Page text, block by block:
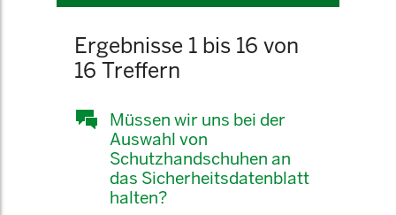
Ergebnisse 1 bis 16 von
16 Treffern
Müssen wir uns bei der
Auswahl von
Schutzhandschuhen an
das Sicherheitsdatenblatt
halten?